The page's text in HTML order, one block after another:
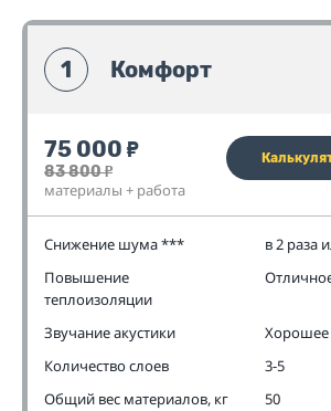
1 Комфорт
75 000 ₽
83 800₽
материалы + работа
Снижение шума ***
в 2 раза
Повышение
теплоизоляции
Звучание акустики
Хорошее
Количество слоев
3-5
Общий вес материалов, кг
50